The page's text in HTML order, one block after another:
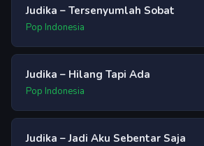
Judika – Tersenyumlah Sobat
Pop Indonesia
Judika – Hilang Tapi Ada
Pop Indonesia
Judika – Jadi Aku Sebentar Saja